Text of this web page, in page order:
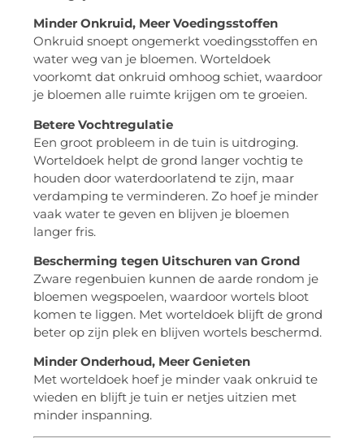
Minder Onkruid, Meer Voedingsstoffen
Onkruid snoept ongemerkt voedingsstoffen en
water weg van je bloemen. Worteldoek
voorkomt dat onkruid omhoog schiet, waardoor
je bloemen alle ruimte krijgen om te groeien.
Betere Vochtregulatie
Een groot probleem in de tuin is uitdroging.
Worteldoek helpt de grond langer vochtig te
houden door waterdoorlatend te zijn, maar
verdamping te verminderen. Zo hoef je minder
vaak water te geven en blijven je bloemen
langer fris.
Bescherming tegen Uitschuren van Grond
Zware regenbuien kunnen de aarde rondom je
bloemen wegspoelen, waardoor wortels bloot
komen te liggen. Met worteldoek blijft de grond
beter op zijn plek en blijven wortels beschermd.
Minder Onderhoud, Meer Genieten
Met worteldoek hoef je minder vaak onkruid te
wieden en blijft je tuin er netjes uitzien met
minder inspanning.